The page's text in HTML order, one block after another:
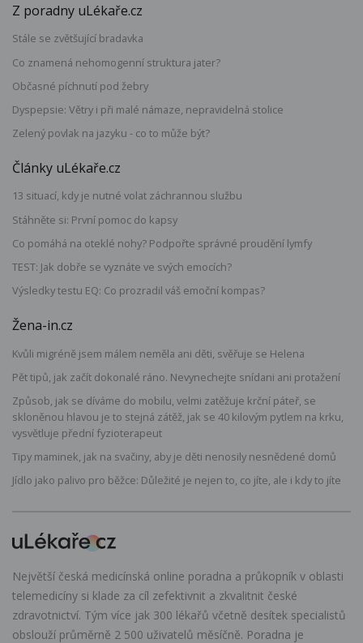
Z poradny uLékaře.cz
Stále se zvětšující bradavka
Co znamená nehomogenní struktura jater?
Občasné píchnutí pod žebry
Dyspepsie: Větry i při malé námaze, nepravidelná stolice
Zelený povlak na jazyku - co to může být?
Články uLékaře.cz
13 situací, kdy je nutné volat záchrannou službu
Stáhněte si: První pomoc do kapsy
Co pomáhá na oteklé nohy? Podpořte správné proudění lymfy
TEST: Jak dobře se vyznáte ve svých emocích?
Výsledky testu EQ: Co prozradil váš emoční kompas?
Žena-in.cz
Kvůli migréně jsem málem neměla ani děti, svěřuje se Helena
Pět tipů, jak začít dokonalé ráno. Nevynechejte snídani ani protažení
Způsob, jak se díváme do mobilu, velmi zatěžuje krční páteř, se
skloněnou hlavou je to stejná zátěž, jak se 40 kilovým pytlem na krku,
vysvětluje přední fyzioterapeut
Tipy maminek, jak na svačiny, aby je děti nenosily nesnědené domů
Jídlo jako palivo pro běžce: Důležité je nejen to, co jíte, ale i kdy to jíte
Největší česká medicínská online poradna a průkopník v oblasti
telemedicíny si klade za cíl zefektivnit a zkvalitnit české
zdravotnictví. Tým více jak 300 lékařů včetně desítek specialistů
obslouží průměrně 2 500 uživatelů měsíčně. Poradna je